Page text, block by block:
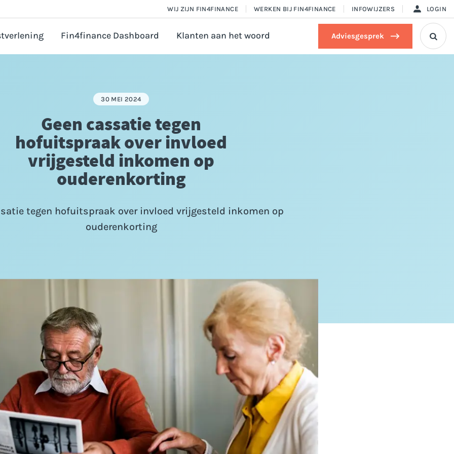
WIJ ZIJN FIN4FINANCE WERKEN BIJ FIN4FINANCE INFOWIJZERS LOGIN
ondernemer
aanvragen
Fin4finance Dashboard Klanten aan het woord Adviesgesprek 
30 MEI 2024
Geen cassatie tegen
hofuitspraak over invloed
vrijgesteld inkomen op
ouderenkorting
tegen hofuitspraak over invloed vrijgesteld inkomen op
ouderenkorting